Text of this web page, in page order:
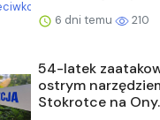
6 dni temu 210
54-latek
ostrym
Stokrotce na